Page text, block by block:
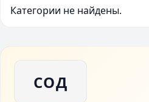
Категории не найдены.
СОД